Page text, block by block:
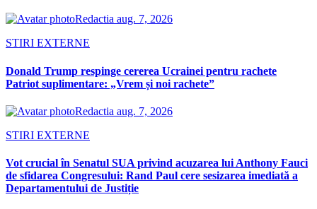
Redactia aug. 7, 2026
STIRI EXTERNE
Donald Trump respinge cererea Ucrainei pentru rachete
Patriot suplimentare: „Vrem și noi rachete”
Redactia aug. 7, 2026
STIRI EXTERNE
Vot crucial în Senatul SUA privind acuzarea lui Anthony Fauci
de sfidarea Congresului: Rand Paul cere sesizarea imediată a
Departamentului de Justiție